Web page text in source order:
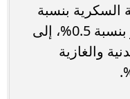
السكرية بنسبة
0.1%، والبن والشاي والكاكاو بنسبة 0.5%، إلى
والغازية